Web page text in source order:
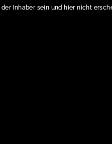
der Inhaber sein und hier nicht